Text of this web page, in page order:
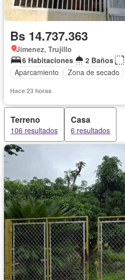
Bs 14.737.363
Jímenez, Trujillo
6 Habitaciones
2 Baños
Aparcamiento
Zona de secado
Hace 23 horas
Terreno
106 resultados
Casa
6 resultados